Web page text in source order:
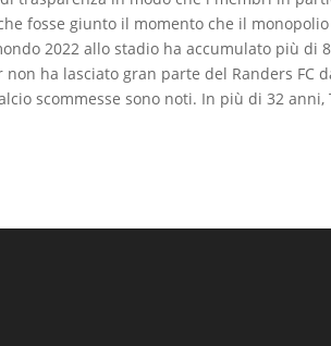
fosse giunto il momento che il
2022 allo stadio ha accumulato più di
non ha lasciato gran parte del Randers FC
scommesse sono noti. In più di 32 anni,